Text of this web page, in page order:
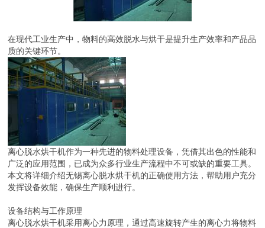
在现代工业生产中，物料的高效脱水与烘干是提升生产效率和产品品
质的关键环节。
离心脱水烘干机作为一种先进的物料处理设备，凭借其出色的性能和
广泛的应用范围，已成为众多行业生产流程中不可或缺的重要工具。
本文将详细介绍无锡离心脱水烘干机的正确使用方法，帮助用户充分
发挥设备效能，确保生产顺利进行。
设备结构与工作原理
离心脱水烘干机采用离心力原理，通过高速旋转产生的离心力将物料